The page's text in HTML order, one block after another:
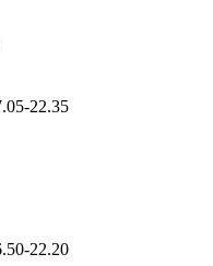
22.35
22.20